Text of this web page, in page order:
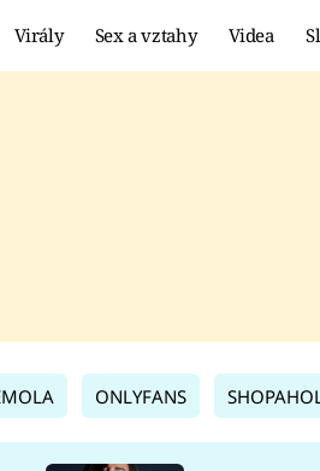
Virály Sex a vztahy Videa
ONLYFANS